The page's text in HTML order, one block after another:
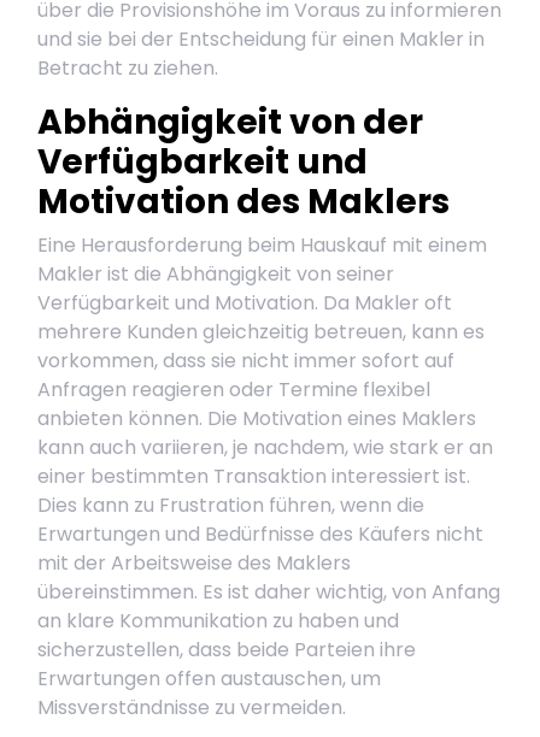
über die Provisionshöhe im Voraus zu informieren
und sie bei der Entscheidung für einen Makler in
Betracht zu ziehen.
Abhängigkeit von der
Verfügbarkeit und
Motivation des Maklers
Eine Herausforderung beim Hauskauf mit einem
Makler ist die Abhängigkeit von seiner
Verfügbarkeit und Motivation. Da Makler oft
mehrere Kunden gleichzeitig betreuen, kann es
vorkommen, dass sie nicht immer sofort auf
Anfragen reagieren oder Termine flexibel
anbieten können. Die Motivation eines Maklers
kann auch variieren, je nachdem, wie stark er an
einer bestimmten Transaktion interessiert ist.
Dies kann zu Frustration führen, wenn die
Erwartungen und Bedürfnisse des Käufers nicht
mit der Arbeitsweise des Maklers
übereinstimmen. Es ist daher wichtig, von Anfang
an klare Kommunikation zu haben und
sicherzustellen, dass beide Parteien ihre
Erwartungen offen austauschen, um
Missverständnisse zu vermeiden.